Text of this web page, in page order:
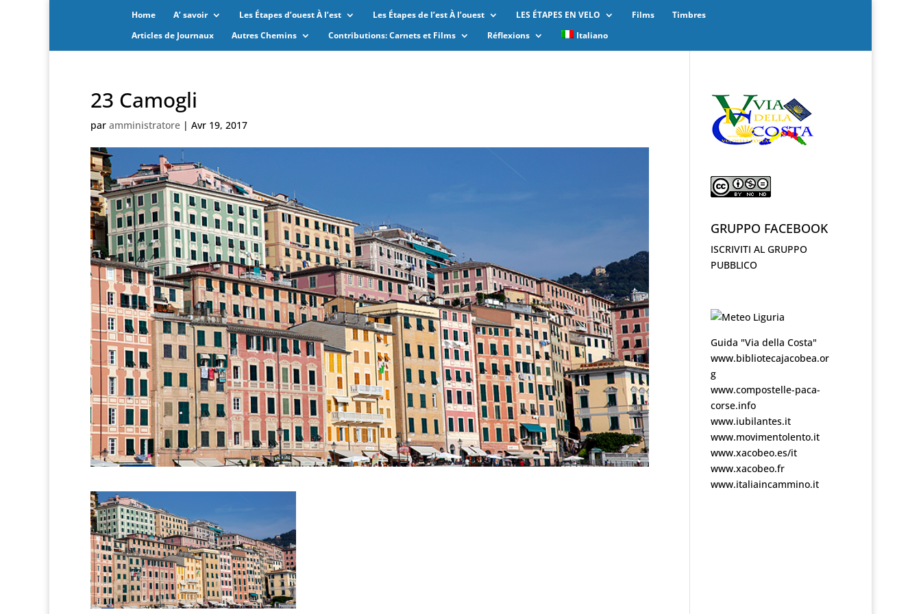
Home A’ savoir Les Étapes d’ouest À l’est Les Étapes de l’est À l’ouest LES ÉTAPES EN VELO Films
Timbres
Articles de Journaux
Autres Chemins Contributions: Carnets et Films Réflexions Italiano
23 Camogli
par amministratore | Avr 19, 2017
GRUPPO FACEBOOK
ISCRIVITI AL GRUPPO
PUBBLICO
Guida "Via della Costa"
www.bibliotecajacobea.or
g
www.compostelle-paca-
corse.info
www.iubilantes.it
www.movimentolento.it
www.xacobeo.es/it
www.xacobeo.fr
www.italiaincammino.it